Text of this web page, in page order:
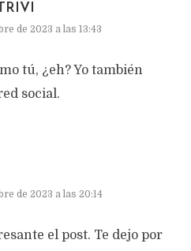
de 2023 a las 13:43
tú, ¿eh? Yo también
social.
de 2023 a las 20:14
el post. Te dejo por